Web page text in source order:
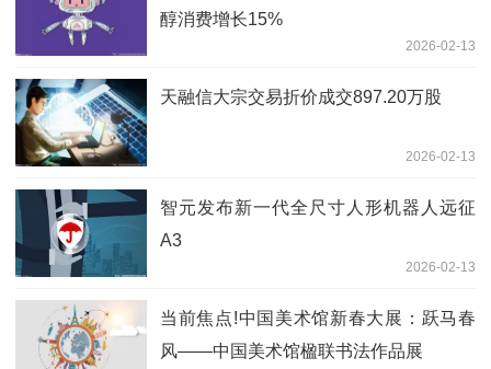
醇消费增长15%
2026-02-13
天融信大宗交易折价成交897.20万股
2026-02-13
智元发布新一代全尺寸人形机器人远征
A3
2026-02-13
当前焦点!中国美术馆新春大展：跃马春
风——中国美术馆楹联书法作品展